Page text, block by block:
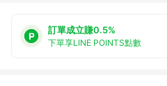
訂單成立賺0.5%
下單享LINE POINTS點數